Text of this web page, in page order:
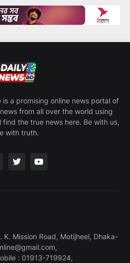
is a promising online news portal of
from all over the world using
the true news here. Be with us,
with truth.
K. Mission Road, Motijheel, Dhaka-
: 01913-719924,